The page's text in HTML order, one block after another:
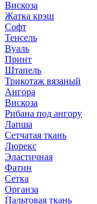
Вискоза
Жатка крэш
Софт
Тенсель
Вуаль
Принт
Штапель
Трикотаж вязаный
Ангора
Вискоза
Рибана под ангору
Лапша
Сетчатая ткань
Люрекс
Эластичная
Фатин
Сетка
Органза
Пальтовая ткань